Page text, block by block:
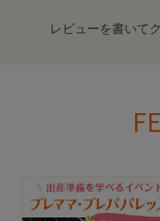
レビューを書いて